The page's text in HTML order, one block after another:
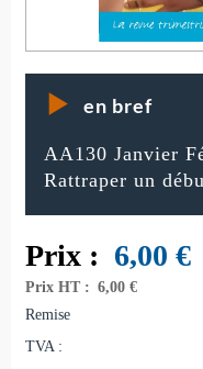
en bref
AA130 Janvier
Rattraper un
Prix : 6,00 €
Prix HT : 6,00 €
Remise
TVA :